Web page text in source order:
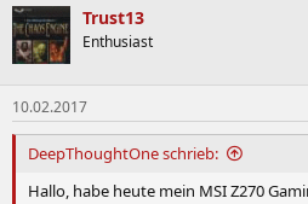
Trust13
Enthusiast
10.02.2017
DeepThoughtOne schrieb:
Hallo, habe heute mein MSI Z270